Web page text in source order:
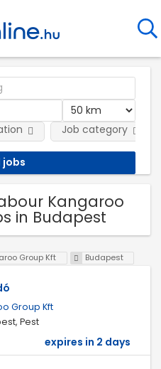
Job category
Kangaroo
in Budapest
Group Kft Budapest
Group Kft
Pest
expires in 2 days